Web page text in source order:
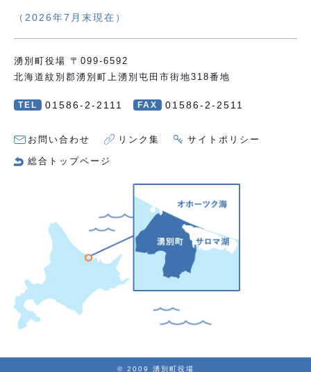
（2026年7月末現在）
湧別町役場 〒099-6592
北海道紋別郡湧別町上湧別屯田市街地318番地
TEL 01586-2-2111 FAX 01586-2-2511
お問い合わせ リンク集 サイトポリシー
総合トップページ
© 2009 湧別町役場